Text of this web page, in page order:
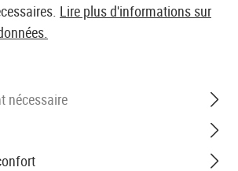
et pièces détachées Sniper Interne
640mm for KJ
Lire plus d'informations sur
nécessaire